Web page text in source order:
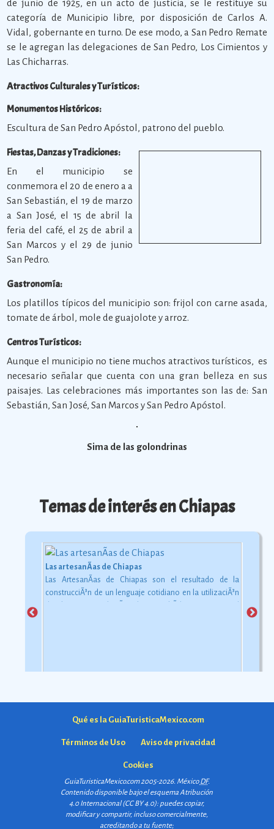
de junio de 1925, en un acto de justicia, se le restituye su
categoría de Municipio libre, por disposición de Carlos A.
Vidal, gobernante en turno. De ese modo, a San Pedro Remate
se le agregan las delegaciones de San Pedro, Los Cimientos y
Las Chicharras.
Atractivos Culturales y Turísticos:
Monumentos Históricos:
Escultura de San Pedro Apóstol, patrono del pueblo.
Fiestas, Danzas y Tradiciones:
En el municipio se
conmemora el 20 de enero a a
San Sebastián, el 19 de marzo
a San José, el 15 de abril la
feria del café, el 25 de abril a
San Marcos y el 29 de junio
San Pedro.
Gastronomía:
Los platillos típicos del municipio son: frijol con carne asada,
tomate de árbol, mole de guajolote y arroz.
Centros Turísticos:
Aunque el municipio no tiene muchos atractivos turísticos, es
necesario señalar que cuenta con una gran belleza en sus
paisajes. Las celebraciones más importantes son las de: San
Sebastián, San José, San Marcos y San Pedro Apóstol.
Sima de las golondrinas
Temas de interés en Chiapas
Las artesanÃ­as de Chiapas
Las ArtesanÃ­as de Chiapas son el resultado de la
construcciÃ³n de un lenguaje cotidiano en la utilizaciÃ³n
Qué es la GuiaTuristicaMexico.com
Términos de Uso Aviso de privacidad
Cookies
GuiaTuristicaMexico.com 2005-2026. MéxicoDF.
Contenido disponible bajo el esquemaAtribución
4.0 Internacional (CC BY 4.0): puedes copiar,
modificar y compartir, incluso comercialmente,
acreditando a tu fuente;